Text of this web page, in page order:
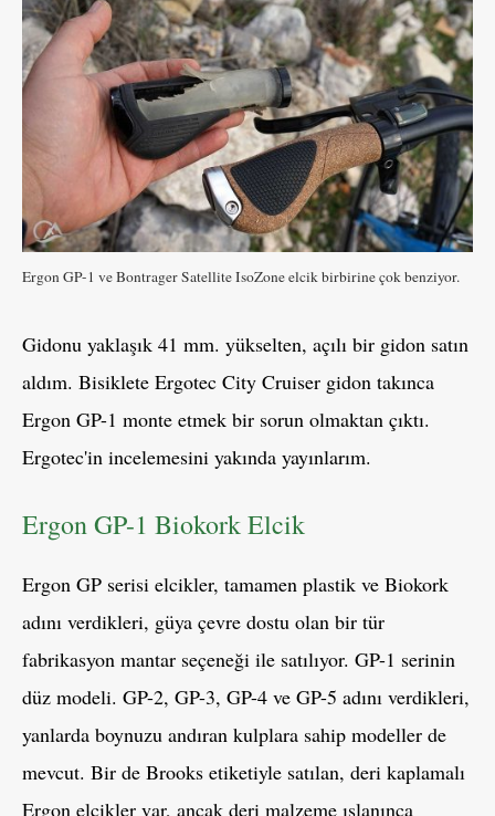
Ergon GP-1 ve Bontrager Satellite IsoZone elcik birbirine çok benziyor.
Gidonu yaklaşık 41 mm. yükselten, açılı bir gidon satın
aldım. Bisiklete Ergotec City Cruiser gidon takınca
Ergon GP-1 monte etmek bir sorun olmaktan çıktı.
Ergotec'in incelemesini yakında yayınlarım.
Ergon GP-1 Biokork Elcik
Ergon GP serisi elcikler, tamamen plastik ve Biokork
adını verdikleri, güya çevre dostu olan bir tür
fabrikasyon mantar seçeneği ile satılıyor. GP-1 serinin
düz modeli. GP-2, GP-3, GP-4 ve GP-5 adını verdikleri,
yanlarda boynuzu andıran kulplara sahip modeller de
mevcut. Bir de Brooks etiketiyle satılan, deri kaplamalı
Ergon elcikler var, ancak deri malzeme ıslanınca